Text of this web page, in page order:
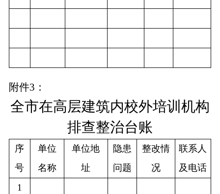
附件3：
全市在高层建筑内校外培训机构
排查整治台账
序
号
单位
名称
单位地
址
隐患
问题
整改情
况
联系人
及电话
1